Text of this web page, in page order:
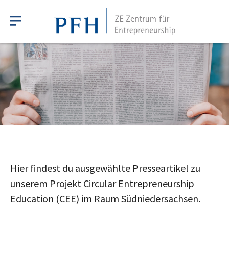
Hier findest du ausgewählte Presseartikel zu
unserem Projekt Circular Entrepreneurship
Education (CEE) im Raum Südniedersachsen.